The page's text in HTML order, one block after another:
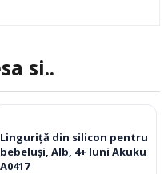
si..
Linguriță din silicon pentru
bebeluși, Alb, 4+ luni Akuku
A0417